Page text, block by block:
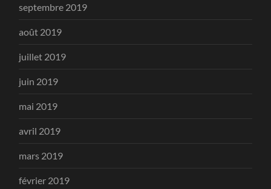
septembre 2019
août 2019
juillet 2019
juin 2019
mai 2019
avril 2019
mars 2019
février 2019